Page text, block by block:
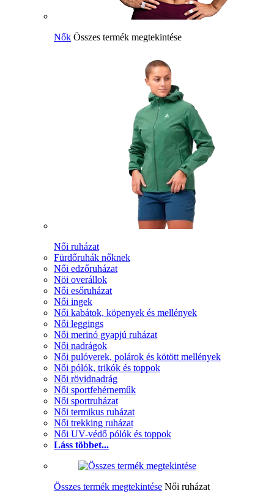
Nők Összes termék megtekintése
Női ruházat
Fürdőruhák nőknek
Női edzőruházat
Nöi overállok
Női esőruházat
Női ingek
Női kabátok, köpenyek és mellények
Női leggings
Női merinó gyapjú ruházat
Női nadrágok
Női pulóverek, polárok és kötött mellények
Női pólók, trikók és toppok
Női rövidnadrág
Női sportfehérneműk
Női sportruházat
Női termikus ruházat
Női trekking ruházat
Női UV-védő pólók és toppok
Láss többet...
Összes termék megtekintése Női ruházat